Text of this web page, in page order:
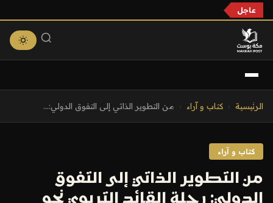
عاجل
الرئيسية كتاب و آراء من التطوير الذاتي إلى التفوق الدولي:...
كتاب و آراء
من التطوير الذاتي إلى التفوق